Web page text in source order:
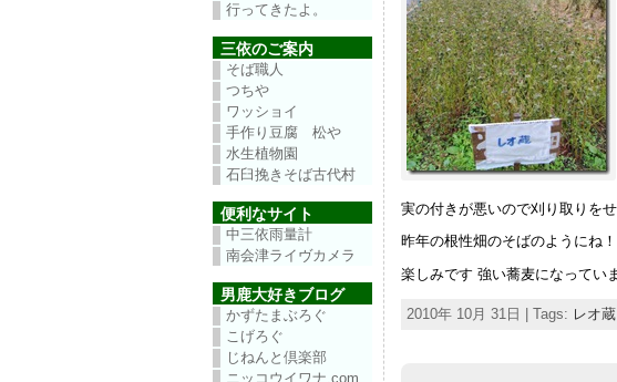
行ってきたよ。
三依のご案内
そば職人
つちや
ワッショイ
手作り豆腐 松や
水生植物園
石臼挽きそば古代村
便利なサイト
中三依雨量計
南会津ライヴカメラ
男鹿大好きブログ
かずたまぶろぐ
こげろぐ
じねんと倶楽部
ニッコウイワナ.com
実の付きが悪いので刈り取りを
昨年の根性畑のそばのようにね
楽しみです 強い蕎麦になっていま
2010年 10月 31日 | Tags: レオ蔵